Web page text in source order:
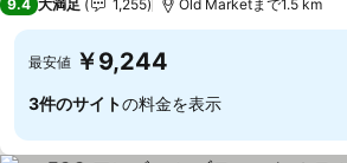
9.4 大満足 1,255 Old Marketまで1.5 km
最安値 ￥9,244
3件のサイトの料金を表示